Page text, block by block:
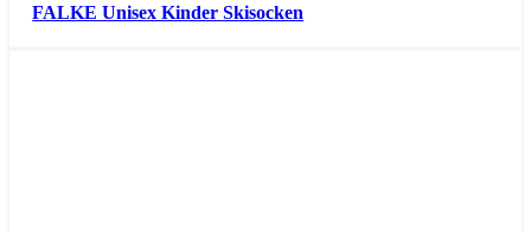
FALKE Unisex Kinder Skisocken